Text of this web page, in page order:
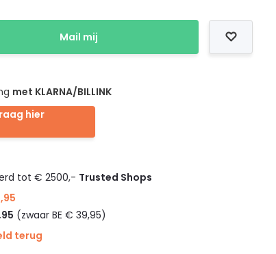
Mail mij
met KLARNA/BILLINK
hier
tot € 2500,- Trusted Shops
(zwaar BE € 39,95)
terug